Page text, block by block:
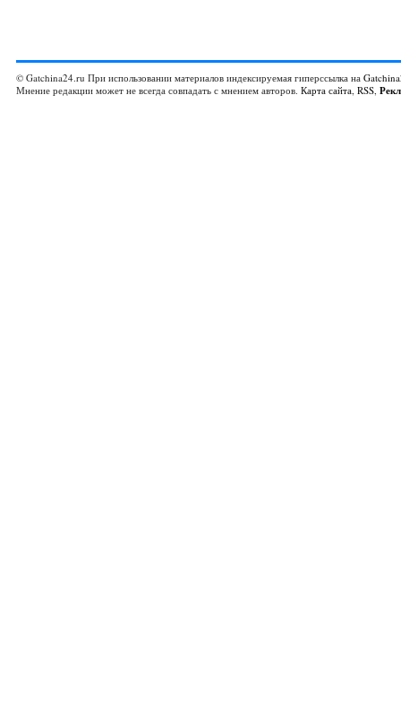
© Gatchina24.ru При использовании материалов индексируемая гиперссылка на
Мнение редакции может не всегда совпадать с мнением авторов. Карта сайта, RSS,